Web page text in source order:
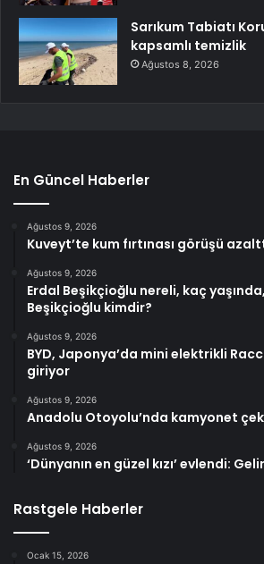
Sarıkum Tabiatı
kapsamlı temizlik
Ağustos 8, 2026
En Güncel Haberler
Ağustos 9, 2026
Kuveyt’te kum fırtınası görüşü
Ağustos 9, 2026
Erdal Beşikçioğlu nereli, kaç yaşında,
Beşikçioğlu kimdir?
Ağustos 9, 2026
BYD, Japonya’da mini elektrikli
giriyor
Ağustos 9, 2026
Anadolu Otoyolu’nda kamyonet
Ağustos 9, 2026
‘Dünyanın en güzel kızı’ evlendi:
Rastgele Haberler
Ocak 15, 2026